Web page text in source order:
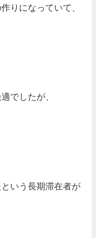
りになっていて、
でしたが、
いう長期滞在者が